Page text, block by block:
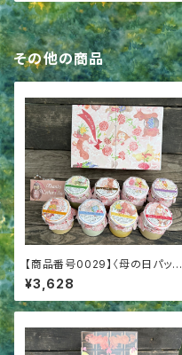
その他の商品
【商品番号0029】〈母の日パッケ
ージ8〉成城プリン8個詰合せ
¥3,628